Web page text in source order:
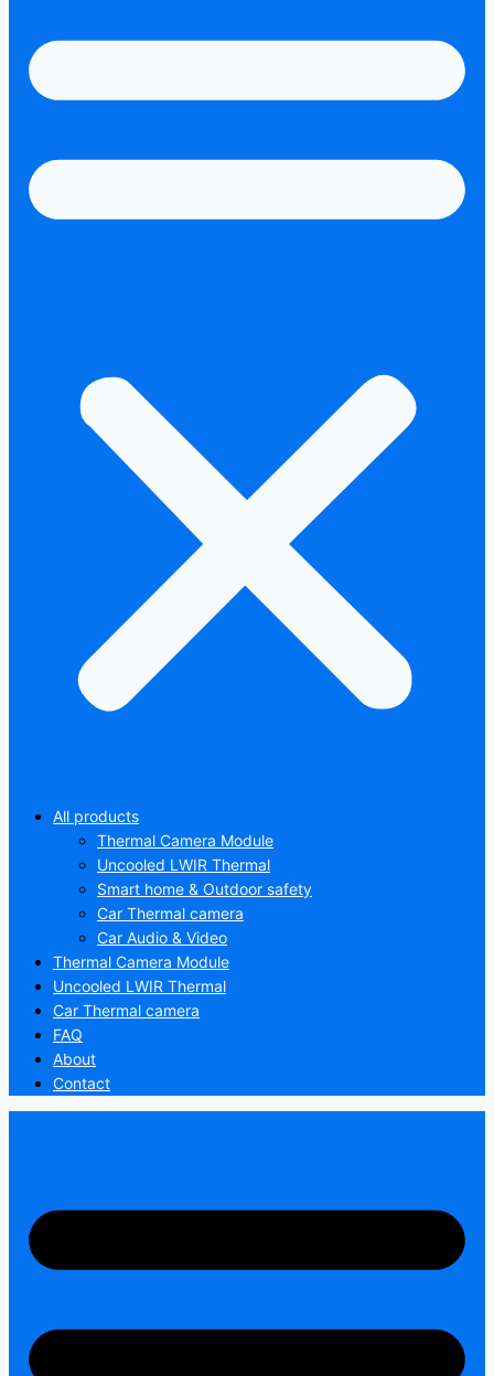
All products
Thermal Camera Module
Uncooled LWIR Thermal
Smart home & Outdoor safety
Car Thermal camera
Car Audio & Video
Thermal Camera Module
Uncooled LWIR Thermal
Car Thermal camera
FAQ
About
Contact